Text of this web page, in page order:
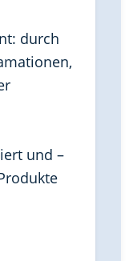
durch
und –